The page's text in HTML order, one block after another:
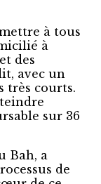
à tous
à
des
avec un
très courts.
sur 36
Bah, a
de